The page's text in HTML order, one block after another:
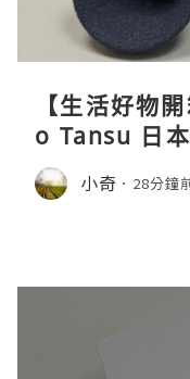
【生活好物
o Tansu 日
親身試用＆真
小奇 28分鐘